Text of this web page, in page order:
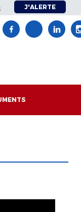
J'ALERTE